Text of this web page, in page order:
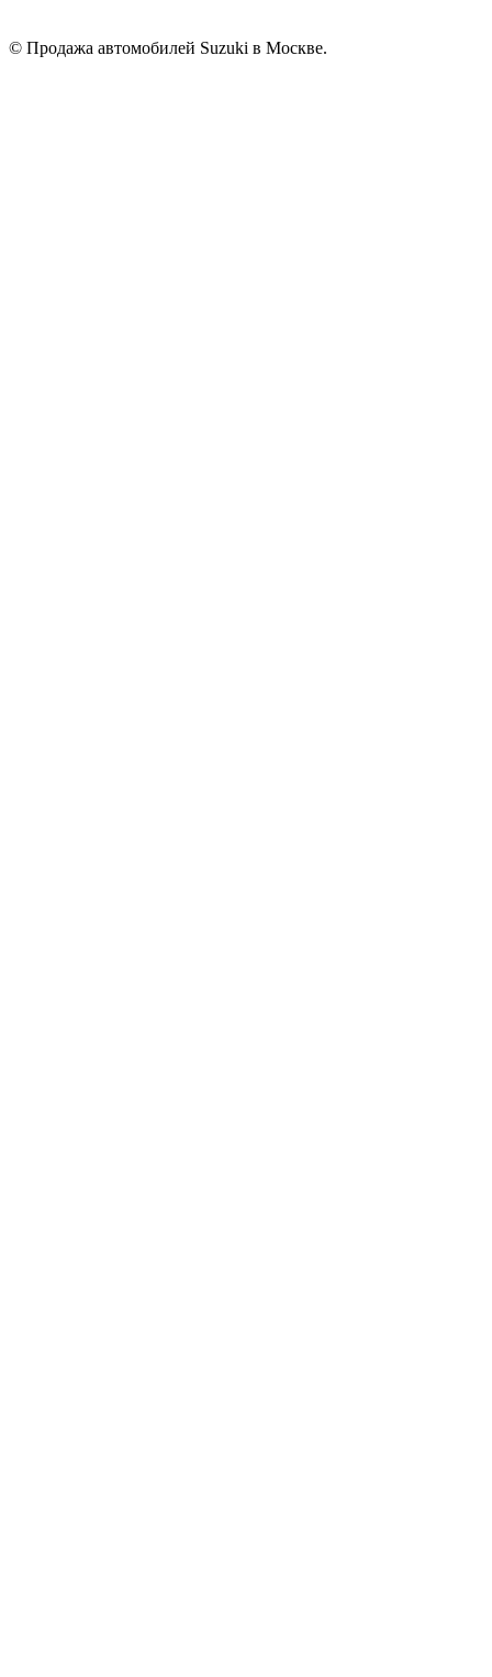
© Продажа автомобилей Suzuki в Москве.